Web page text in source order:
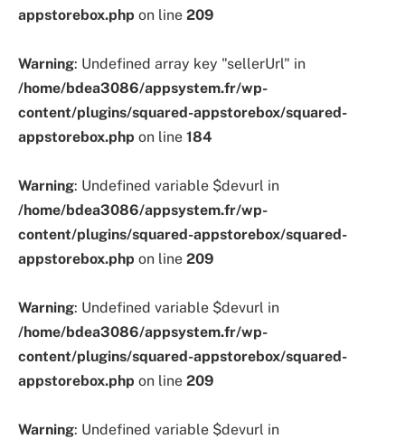
appstorebox.php on line 209
Warning: Undefined array key "sellerUrl" in
/home/bdea3086/appsystem.fr/wp-
content/plugins/squared-appstorebox/squared-
appstorebox.php on line 184
Warning: Undefined variable $devurl in
/home/bdea3086/appsystem.fr/wp-
content/plugins/squared-appstorebox/squared-
appstorebox.php on line 209
Warning: Undefined variable $devurl in
/home/bdea3086/appsystem.fr/wp-
content/plugins/squared-appstorebox/squared-
appstorebox.php on line 209
Warning: Undefined variable $devurl in